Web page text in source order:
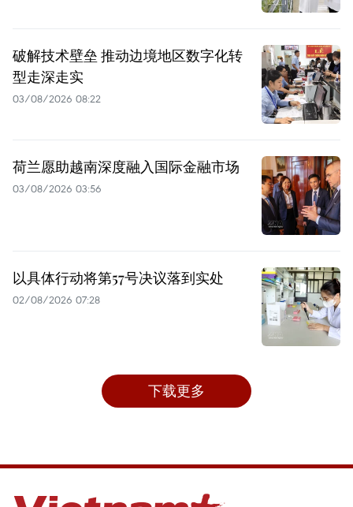
破解技术壁垒 推动边境地区数字化转
型走深走实
03/08/2026 08:22
荷兰愿助越南深度融入国际金融市场
03/08/2026 03:56
以具体行动将第57号决议落到实处
02/08/2026 07:28
下载更多